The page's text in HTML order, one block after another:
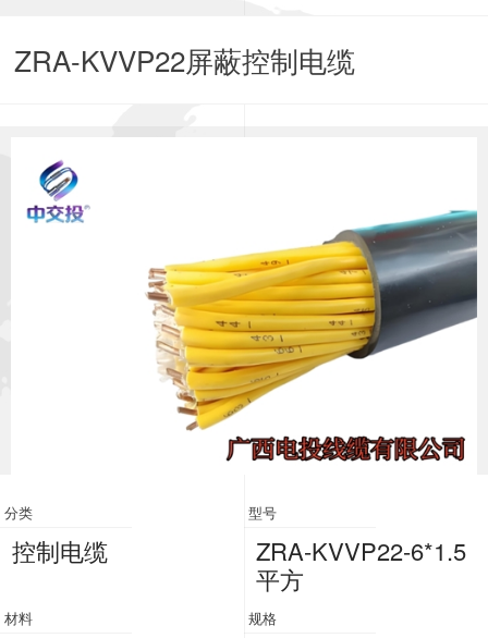
ZRA-KVVP22屏蔽控制电缆
分类
控制电缆
型号
ZRA-KVVP22-6*1.5
平方
材料 规格